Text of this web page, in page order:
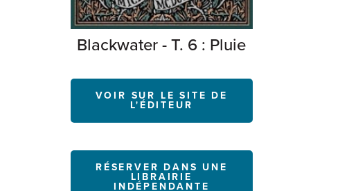
Blackwater - T. 6 : Pluie
VOIR SUR LE SITE DE
L'ÉDITEUR
RÉSERVER DANS UNE
LIBRAIRIE
INDÉPENDANTE